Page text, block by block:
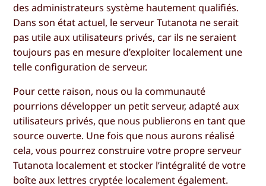
des administrateurs système hautement qualifiés.
Dans son état actuel, le serveur Tutanota ne serait
pas utile aux utilisateurs privés, car ils ne seraient
toujours pas en mesure d’exploiter localement une
telle configuration de serveur.
Pour cette raison, nous ou la communauté
pourrions développer un petit serveur, adapté aux
utilisateurs privés, que nous publierons en tant que
source ouverte. Une fois que nous aurons réalisé
cela, vous pourrez construire votre propre serveur
Tutanota localement et stocker l’intégralité de votre
boîte aux lettres cryptée localement également.